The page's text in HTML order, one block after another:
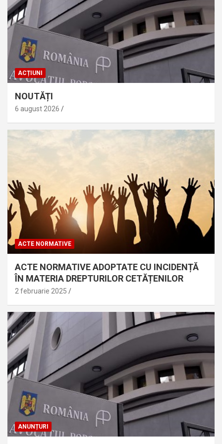
ACȚIUNI
NOUTĂȚI
6 august 2026
ACTE NORMATIVE
ACTE NORMATIVE ADOPTATE CU INCIDENȚĂ
ÎN MATERIA DREPTURILOR CETĂȚENILOR
2 februarie 2025
ANUNȚURI